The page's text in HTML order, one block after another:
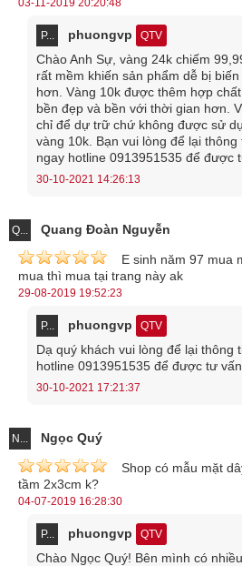
Mặt dây chuyền nam vàng hình
Mẫu dây chuyền này được làm từ chất
chất, hàm lượng vàng cao. Đó là lí do
kỳ sáng, đậm.
Điểm nhấn của sản phẩm tới từ
đơn giản, nhưng để ý kỹ, bạn mới nhận
từng đường nét. Trên thân của chữ H
đồng bộ, đồng thời giúp cho mặt sản
giữa, tạo nên điểm nhấn và nét độc đáo
03-11-2019 20:20:48
P... phuongvp QTV
Chào Anh Sự, vàng 24k chiếm
rất mềm khiến sản phẩm dễ bị
hơn. Vàng 10k được thêm hợp
bền đẹp và bền với thời gian hơn.
chỉ để dự trữ chứ không được sử
vàng 10k. Bạn vui lòng để lại
ngay hotline 0913951535 để được
30-10-2021 14:26:13
Q... Quang Đoàn Nguyễn
E sinh năm 97 mua
mua thì mua tại trang này ak
29-08-2019 19:52:23
P... phuongvp QTV
Dạ quý khách vui lòng để lại thông
hotline 0913951535 để được tư
30-10-2021 17:21:37
N... Ngọc Quý
Shop có mẫu mặt
tầm 2x3cm k?
04-07-2019 16:28:30
P... phuongvp QTV
Chào Ngọc Quý! Bên mình có